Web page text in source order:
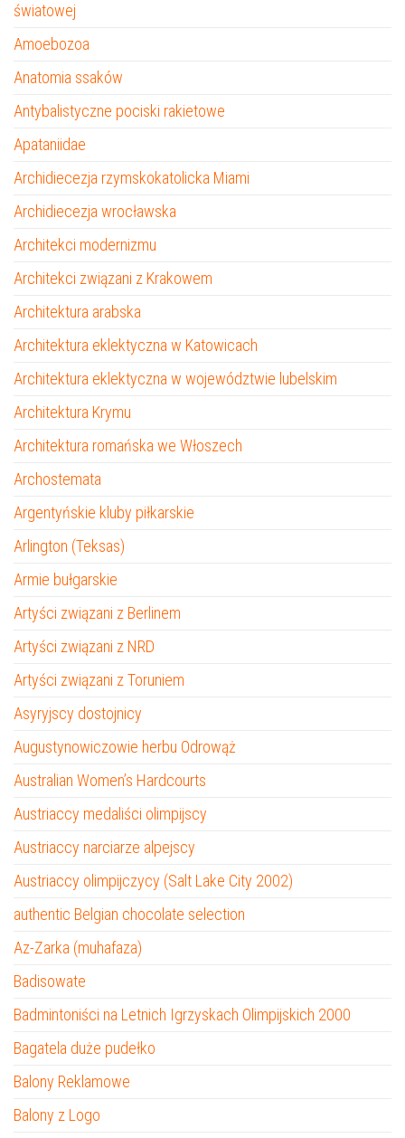
światowej
Amoebozoa
Anatomia ssaków
Antybalistyczne pociski rakietowe
Apataniidae
Archidiecezja rzymskokatolicka Miami
Archidiecezja wrocławska
Architekci modernizmu
Architekci związani z Krakowem
Architektura arabska
Architektura eklektyczna w Katowicach
Architektura eklektyczna w województwie lubelskim
Architektura Krymu
Architektura romańska we Włoszech
Archostemata
Argentyńskie kluby piłkarskie
Arlington (Teksas)
Armie bułgarskie
Artyści związani z Berlinem
Artyści związani z NRD
Artyści związani z Toruniem
Asyryjscy dostojnicy
Augustynowiczowie herbu Odrowąż
Australian Women’s Hardcourts
Austriaccy medaliści olimpijscy
Austriaccy narciarze alpejscy
Austriaccy olimpijczycy (Salt Lake City 2002)
authentic Belgian chocolate selection
Az-Zarka (muhafaza)
Badisowate
Badmintoniści na Letnich Igrzyskach Olimpijskich 2000
Bagatela duże pudełko
Balony Reklamowe
Balony z Logo